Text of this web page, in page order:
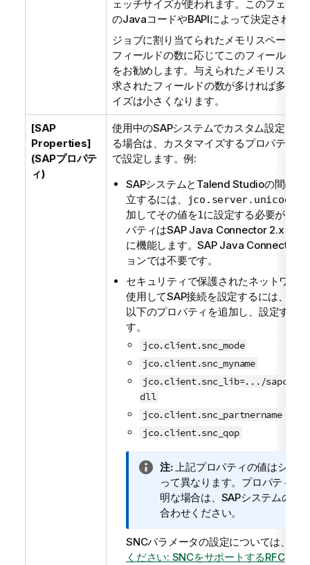
ェッチサイズが使われます。このフェッチ
のJavaコードやBAPIによって決定されま
ジョブに割り当てられたメモリスペースと
フィールドの数に応じてこのフィールドを
をお勧めします。与えられたメモリスペー
求されたフィールドの数が多ければ多いほ
イズは小さくなります。
[SAP
Properties]
(SAPプロパテ
ィ)
使用中のSAPシステムでカスタム設定を使
る場合は、カスタマイズするプロパティを
で設定します。例:
SAPシステムと Talend Studioの間に
立するには、
jco.server.unicode
加してその値を1に設定する必要があり
パティはSAP Java Connector 2.xを使
に機能します。SAP Java Connector
ョンでは不要です。
セキュリティで保護されたネットワー
使用してSAP接続を設定するには、こ
以下のプロパティを追加し、設定する
す。
jco.client.snc_mode
jco.client.snc_myname
jco.client.snc_lib=.../
dll
jco.client.snc_partnername
jco.client.snc_qop
情
報
メ
モ
注:上記プロパティの値はシス
って異なります。プロパティの
明な場合は、SAPシステムの管
合わせください。
SNCパラメータの設定については、
ください: SNCをサポートするRFCと